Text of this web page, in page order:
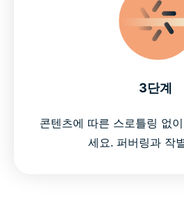
3단계
콘텐츠에 따른 스로틀링 없
세요. 퍼버링과 작